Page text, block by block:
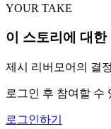
YOUR TAKE
이 스토리에 대
제시 리버모어의 결
로그인 후 참여할 수
로그인하기